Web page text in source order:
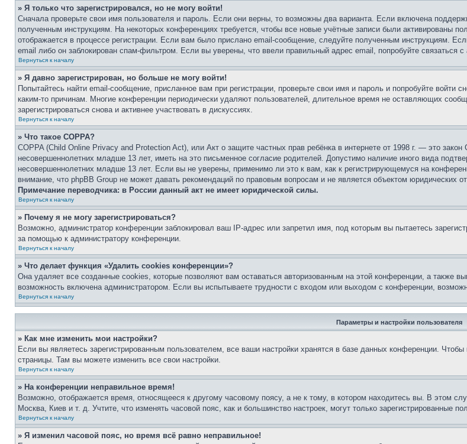
» Я только что зарегистрировался, но не могу войти!
Сначала проверьте свои имя пользователя и пароль. Если они верны, то возможны два варианта. Если включена
полученным инструкциям. На некоторых конференциях требуется, чтобы все новые учётные записи были активированы
отображается в процессе регистрации. Если вам было прислано email-сообщение, следуйте полученным инструкциям.
email либо он заблокирован спам-фильтром. Если вы уверены, что ввели правильный адрес email, попробуйте связаться с
Вернуться к началу
» Я давно зарегистрирован, но больше не могу войти!
Попытайтесь найти email-сообщение, присланное вам при регистрации, проверьте свои имя и пароль и попробуйте
каким-то причинам. Многие конференции периодически удаляют пользователей, длительное время не оставляющих
зарегистрироваться снова и активнее участвовать в дискуссиях.
Вернуться к началу
» Что такое COPPA?
COPPA (Child Online Privacy and Protection Act), или Акт о защите частных прав ребёнка в интернете от 1998 г. — это
несовершеннолетних младше 13 лет, иметь на это письменное согласие родителей. Допустимо наличие иного вида
несовершеннолетних младше 13 лет. Если вы не уверены, применимо ли это к вам, как к регистрирующемуся на
внимание, что phpBB Group не может давать рекомендаций по правовым вопросам и не является объектом юридических
Примечание переводчика: в России данный акт не имеет юридической силы.
Вернуться к началу
» Почему я не могу зарегистрироваться?
Возможно, администратор конференции заблокировал ваш IP-адрес или запретил имя, под которым вы пытаетесь
за помощью к администратору конференции.
Вернуться к началу
» Что делает функция «Удалить cookies конференции»?
Она удаляет все созданные cookies, которые позволяют вам оставаться авторизованным на этой конференции, а также
возможность включена администратором. Если вы испытываете трудности с входом или выходом с конференции,
Вернуться к началу
Параметры и настройки пользователя
» Как мне изменить мои настройки?
Если вы являетесь зарегистрированным пользователем, все ваши настройки хранятся в базе данных конференции.
страницы. Там вы можете изменить все свои настройки.
Вернуться к началу
» На конференции неправильное время!
Возможно, отображается время, относящееся к другому часовому поясу, а не к тому, в котором находитесь вы. В этом
Москва, Киев и т. д. Учтите, что изменять часовой пояс, как и большинство настроек, могут только зарегистрированные
Вернуться к началу
» Я изменил часовой пояс, но время всё равно неправильное!